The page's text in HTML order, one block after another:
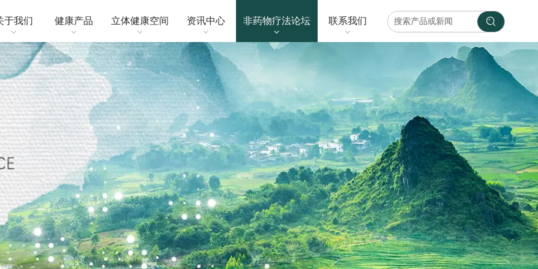
于我们 健康产品 立体健康空间 资讯中心 非药物疗法论坛 联系我们